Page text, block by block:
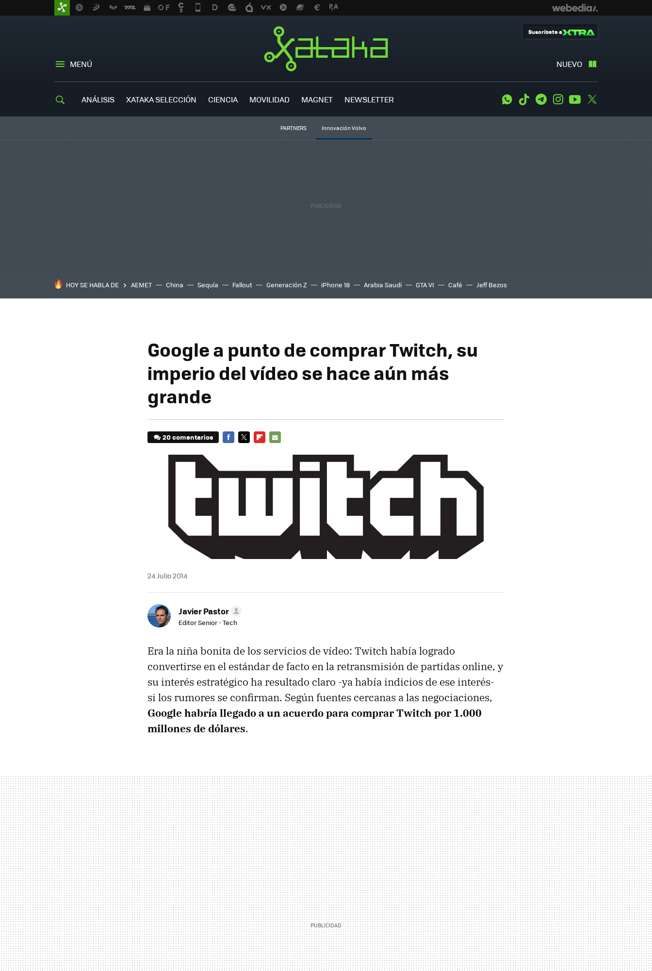
MENÚ NUEVO
Suscríbete a
ANÁLISIS XATAKA SELECCIÓN CIENCIA MOVILIDAD MAGNET NEWSLETTER WhatsApp
Tiktok TelegramInstagramYoutube
PARTNERS Innovación Volvo
HOY SE HABLA DE AEMET China Sequía Fallout Generación Z iPhone 18 Arabia Saudí GTA VI Café Jeff Bezos
Google a punto de comprar Twitch, su
imperio del vídeo se hace aún más
grande
20 comentarios
24 Julio 2014
Javier Pastor
Editor Senior - Tech
Era la niña bonita de los servicios de vídeo: Twitch había logrado
convertirse en el estándar de facto en la retransmisión de partidas online, y
su interés estratégico ha resultado claro -ya había indicios de ese interés-
si los rumores se confirman. Según fuentes cercanas a las negociaciones,
Google habría llegado a un acuerdo para comprar Twitch por 1.000
millones de dólares.